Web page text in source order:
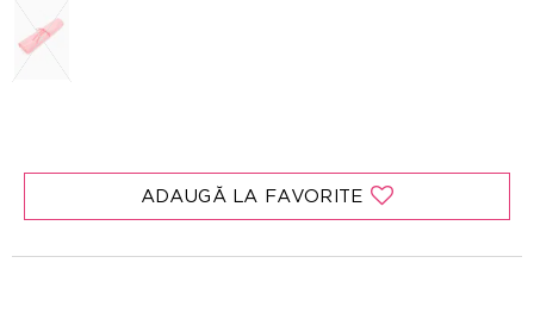
ADAUGĂ LA FAVORITE